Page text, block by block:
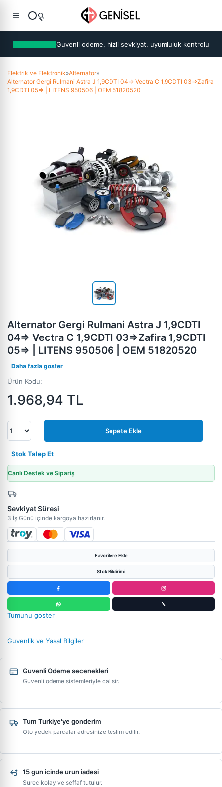
Guvenli odeme, hizli sevkiyat, uyumluluk kontrolu
Elektrik ve Elektronik»Alternator»
Alternator Gergi Rulmani Astra J 1,9CDTI 04=> Vectra C 1,9CDTI 03=>Zafira
1,9CDTI 05=> | LITENS 950506 | OEM 51820520
Alternator Gergi Rulmani Astra J 1,9CDTI
04=> Vectra C 1,9CDTI 03=>Zafira 1,9CDTI
05=> | LITENS 950506 | OEM 51820520
Daha fazla goster
Ürün Kodu:
1.968,94 TL
Sepete Ekle
Stok Talep Et
Canlı Destek ve Sipariş
Sevkiyat Süresi
3 İş Günü içinde kargoya hazırlanır.
Favorilere Ekle
Stok Bildirimi
Tumunu goster
Guvenlik ve Yasal Bilgiler
Guvenli Odeme secenekleri
Guvenli odeme sistemleriyle calisir.
Tum Turkiye'ye gonderim
Oto yedek parcalar adresinize teslim edilir.
15 gun icinde urun iadesi
Surec kolay ve seffaf tutulur.